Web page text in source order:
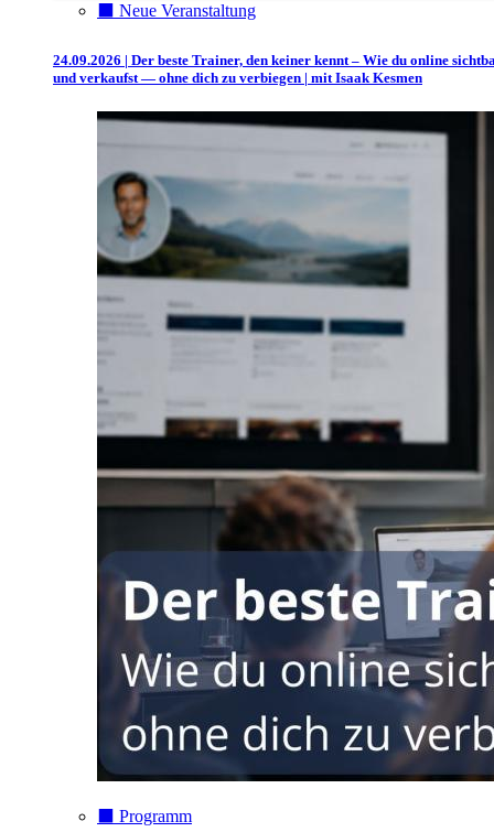
⬛️ Neue Veranstaltung
24.09.2026 | Der beste Trainer, den keiner kennt – Wie du online
und verkaufst — ohne dich zu verbiegen | mit Isaak Kesmen
⬛️ Programm